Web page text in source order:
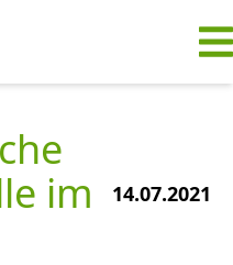
im
14.07.2021